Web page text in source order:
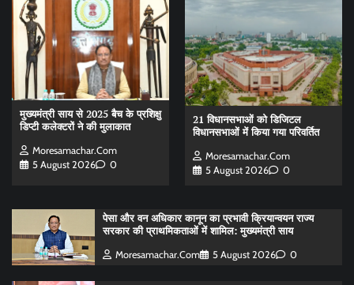
मुख्यमंत्री साय से 2025 बैच के प्रशिक्षु
डिप्टी कलेक्टरों ने की मुलाकात
Moresamachar.com
5 August 2026
0
21 विधानसभाओं को डिजिटल
विधानसभाओं में किया गया परिवर्तित
Moresamachar.com
5 August 2026
0
पेसा और वन अधिकार कानून का प्रभावी क्रियान्वयन राज्य
सरकार की प्राथमिकताओं में शामिल: मुख्यमंत्री साय
Moresamachar.com 5 August 2026 0